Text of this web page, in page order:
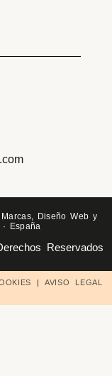
Diseño Web y
España
Reservados
|AVISO LEGAL